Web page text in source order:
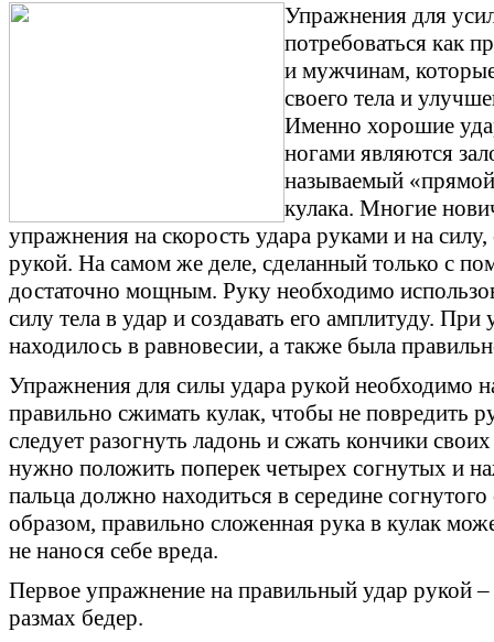
Упражнения для
потребоваться как
и мужчинам,
своего тела и
Именно хорошие
ногами являются
называемый
кулака. Многие
упражнения на скорость удара руками и на
рукой. На самом же деле, сделанный только с
достаточно мощным. Руку необходимо
силу тела в удар и создавать его амплитуду.
находилось в равновесии, а также была
Упражнения для силы удара рукой необходимо
правильно сжимать кулак, чтобы не повредить
следует разогнуть ладонь и сжать кончики
нужно положить поперек четырех согнутых и
пальца должно находиться в середине
образом, правильно сложенная рука в кулак
не нанося себе вреда.
Первое упражнение на правильный удар рукой
размах бедер.